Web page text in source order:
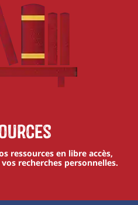
ressources en libre accès,
recherches personnelles.